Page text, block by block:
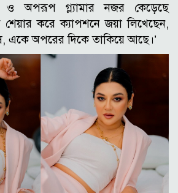
ও অপরূপ গ্ল্যামার নজর কেড়েছে
শেয়ার করে ক্যাপশনে জয়া লিখেছেন,
একে অপরের দিকে তাকিয়ে আছে।’